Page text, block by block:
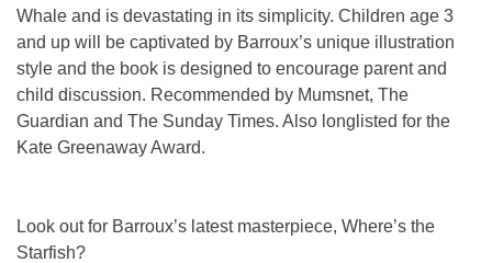
Whale and is devastating in its simplicity. Children age 3
and up will be captivated by Barroux’s unique illustration
style and the book is designed to encourage parent and
child discussion. Recommended by Mumsnet, The
Guardian and The Sunday Times. Also longlisted for the
Kate Greenaway Award.
Look out for Barroux’s latest masterpiece, Where’s the
Starfish?